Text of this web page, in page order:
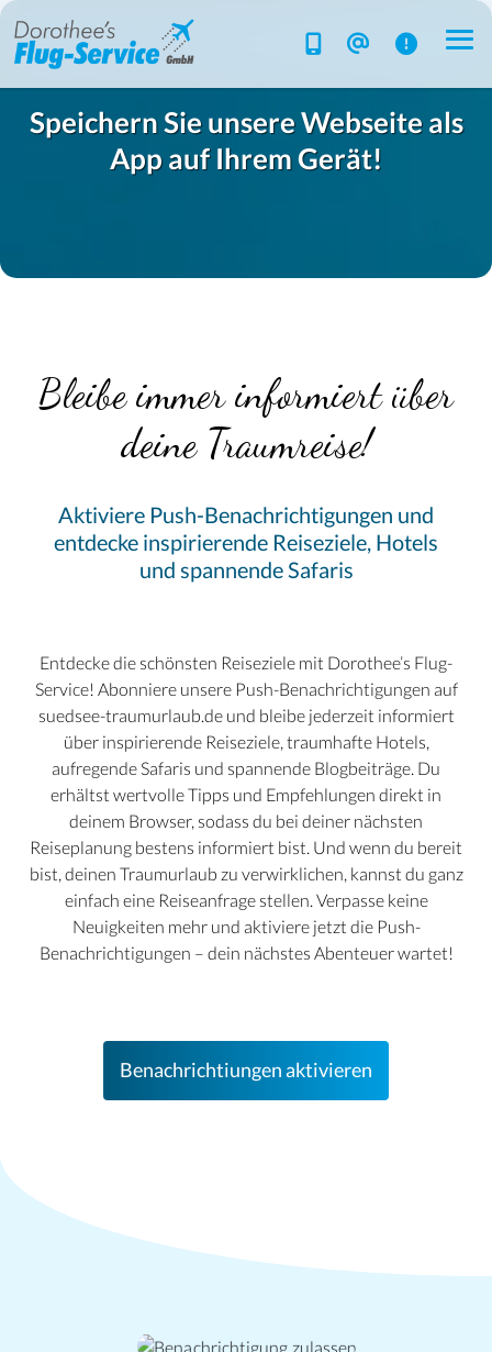
Südsee
Kreuzfahrten
Hotels
Speichern Sie unsere Webseite als
App auf Ihrem Gerät!
Bleibe immer informiert über
deine Traumreise!
Aktiviere Push-Benachrichtigungen und
entdecke inspirierende Reiseziele, Hotels
und spannende Safaris
Entdecke die schönsten Reiseziele mit Dorothee’s Flug-
Service! Abonniere unsere Push-Benachrichtigungen auf
suedsee-traumurlaub.de und bleibe jederzeit informiert
über inspirierende Reiseziele, traumhafte Hotels,
aufregende Safaris und spannende Blogbeiträge. Du
erhältst wertvolle Tipps und Empfehlungen direkt in
deinem Browser, sodass du bei deiner nächsten
Reiseplanung bestens informiert bist. Und wenn du bereit
bist, deinen Traumurlaub zu verwirklichen, kannst du ganz
einfach eine Reiseanfrage stellen. Verpasse keine
Neuigkeiten mehr und aktiviere jetzt die Push-
Benachrichtigungen – dein nächstes Abenteuer wartet!
Benachrichtiungen aktivieren